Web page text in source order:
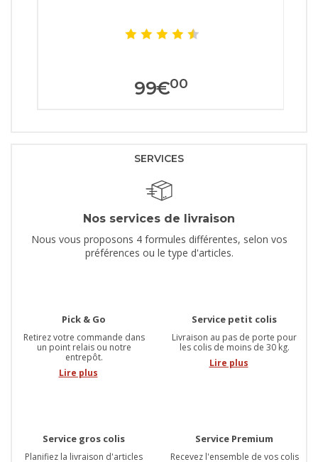
99€00
SERVICES
Nos services de livraison
Nous vous proposons 4 formules différentes, selon vos
préférences ou le type d'articles.
Pick & Go
Retirez votre commande dans
un point relais ou notre
entrepôt.
Lire plus
Service petit colis
Livraison au pas de porte pour
les colis de moins de 30 kg.
Lire plus
Service gros colis
Planifiez la livraison d'articles
Service Premium
Recevez l'ensemble de vos colis